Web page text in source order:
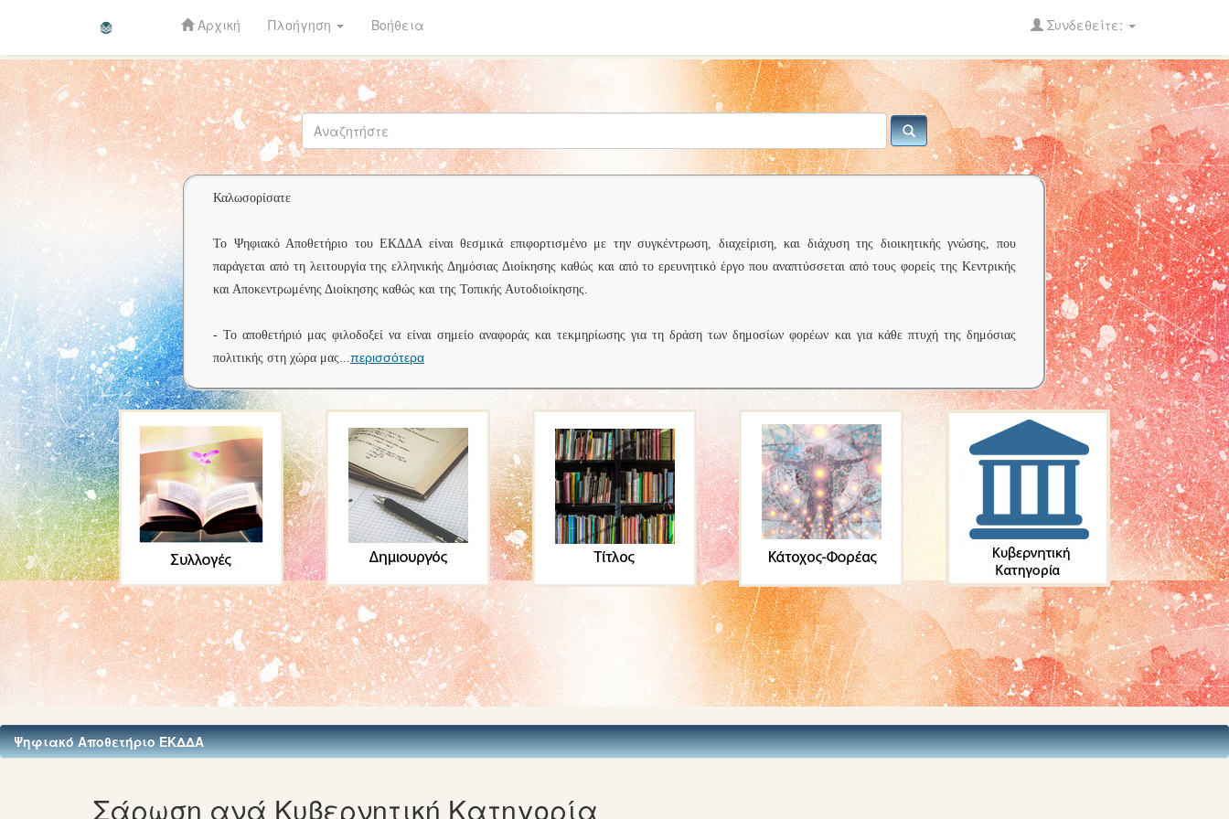
Skip
navigation
Αρχική Πλοήγηση Βοήθεια Συνδεθείτε:
Καλωσορίσατε
Το Ψηφιακό Αποθετήριο του ΕΚΔΔΑ είναι θεσμικά επιφορτισμένο με την συγκέντρωση, διαχείριση, και διάχυση της διοικητικής γνώσης, που
παράγεται από τη λειτουργία της ελληνικής Δημόσιας Διοίκησης καθώς και από το ερευνητικό έργο που αναπτύσσεται από τους φορείς της Κεντρικής
και Αποκεντρωμένης Διοίκησης καθώς και της Τοπικής Αυτοδιοίκησης.
- Το αποθετήριό μας φιλοδοξεί να είναι σημείο αναφοράς και τεκμηρίωσης για τη δράση των δημοσίων φορέων και για κάθε πτυχή της δημόσιας
πολιτικής στη χώρα μας...περισσότερα
Ψηφιακό Αποθετήριο ΕΚΔΔΑ
Σάρωση ανά Κυβερνητική Κατηγορία